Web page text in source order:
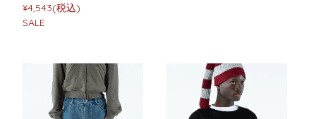
¥4,543(税込)
SALE